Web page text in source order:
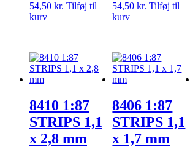
54,50 kr. Tilføj til
kurv
54,50kr. Tilføj til
kurv
8410 1:87
STRIPS 1,1
x 2,8 mm
8406 1:87
STRIPS 1,1
x 1,7 mm